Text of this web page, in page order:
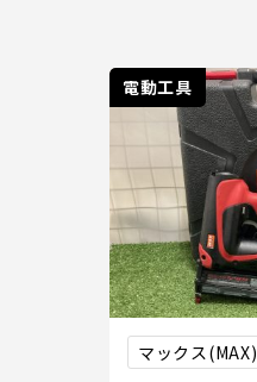
電動工具
マックス(MAX)